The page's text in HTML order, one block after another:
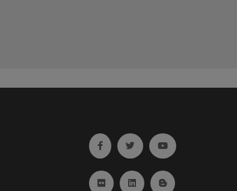
Ir a facebook (abre en ventana
Ir a twitter (abre en
Ir a YouTube
Ir a Flickr (abre en ventana nueva)
Ir a Linkedin (abre en
Ir al Blog (abre en